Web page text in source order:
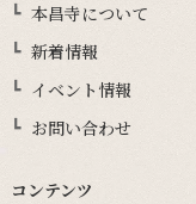
本昌寺について
新着情報
イベント情報
お問い合わせ
コンテンツ